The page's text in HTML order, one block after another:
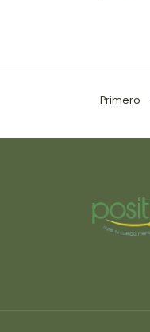
Primero